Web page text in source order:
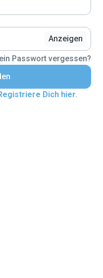
Anzeigen
Passwort vergessen?
Dich hier.